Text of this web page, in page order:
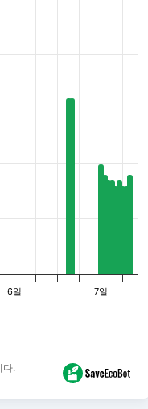
다.
6일 7일